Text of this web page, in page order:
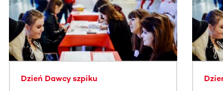
Dzień Dawcy szpiku